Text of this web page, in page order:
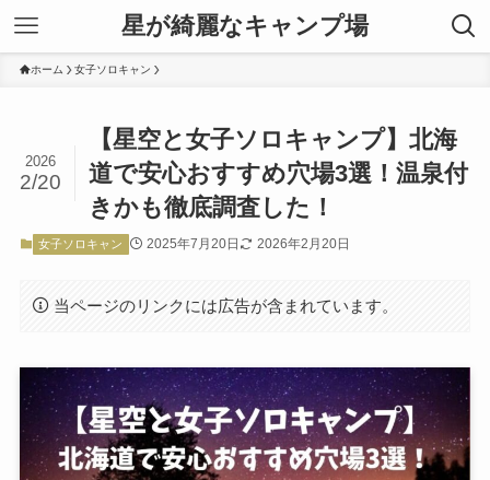
星が綺麗なキャンプ場
ホーム 女子ソロキャン
【星空と女子ソロキャンプ】北海
道で安心おすすめ穴場3選！温泉付
きかも徹底調査した！
2026
2/20
女子ソロキャン 2025年7月20日 2026年2月20日
当ページのリンクには広告が含まれています。